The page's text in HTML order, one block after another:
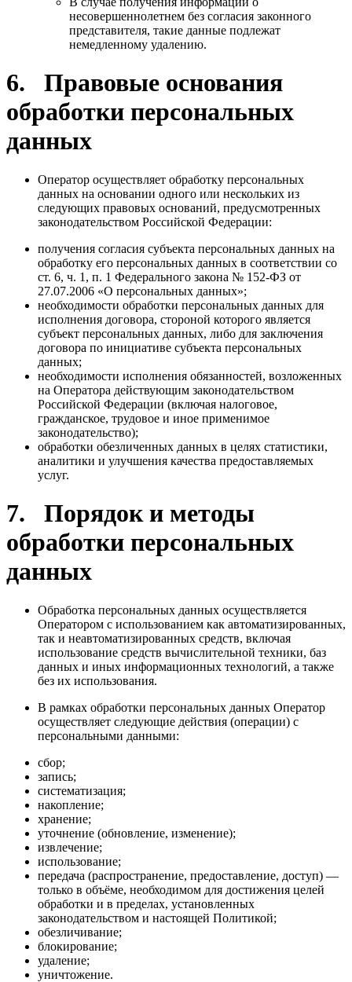
несовершеннолетнем без согласия законного
представителя, такие данные подлежат
немедленному удалению.
6. Правовые основания
обработки персональных
данных
Оператор осуществляет обработку персональных
данных на основании одного или нескольких из
следующих правовых оснований, предусмотренных
законодательством Российской Федерации:
получения согласия субъекта персональных данных на
обработку его персональных данных в соответствии со
ст. 6, ч. 1, п. 1 Федерального закона № 152-ФЗ от
27.07.2006 «О персональных данных»;
необходимости обработки персональных данных для
исполнения договора, стороной которого является
субъект персональных данных, либо для заключения
договора по инициативе субъекта персональных
данных;
необходимости исполнения обязанностей, возложенных
на Оператора действующим законодательством
Российской Федерации (включая налоговое,
гражданское, трудовое и иное применимое
законодательство);
обработки обезличенных данных в целях статистики,
аналитики и улучшения качества предоставляемых
услуг.
7. Порядок и методы
обработки персональных
данных
Обработка персональных данных осуществляется
Оператором с использованием как автоматизированных,
так и неавтоматизированных средств, включая
использование средств вычислительной техники, баз
данных и иных информационных технологий, а также
без их использования.
В рамках обработки персональных данных Оператор
осуществляет следующие действия (операции) с
персональными данными:
сбор;
запись;
систематизация;
накопление;
хранение;
уточнение (обновление, изменение);
извлечение;
использование;
передача (распространение, предоставление, доступ) —
только в объёме, необходимом для достижения целей
обработки и в пределах, установленных
законодательством и настоящей Политикой;
обезличивание;
блокирование;
удаление;
уничтожение.